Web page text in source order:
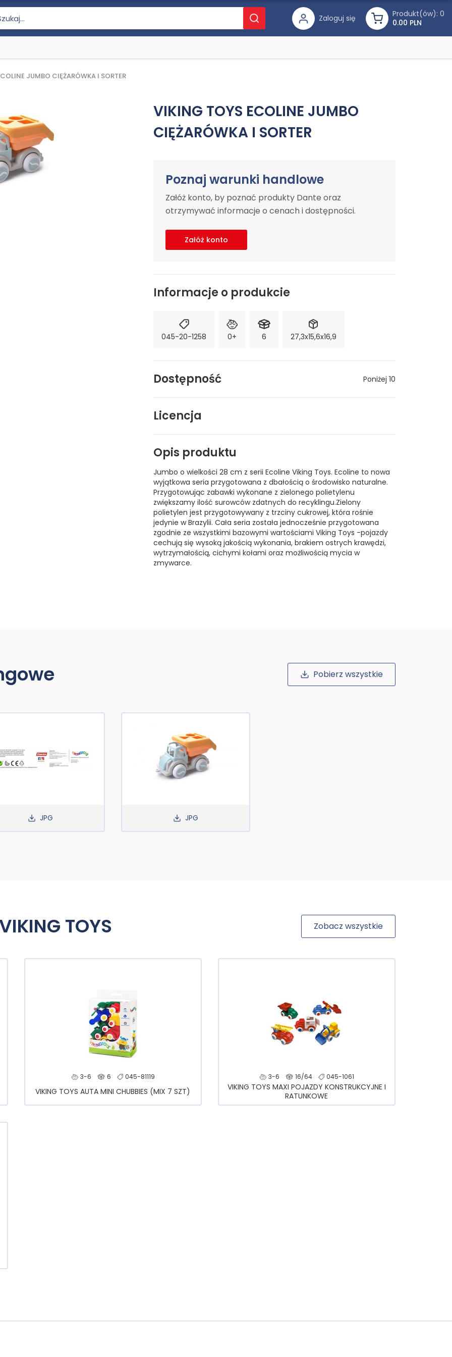
Produkt(ów): 0
0.00 PLN
Zaloguj się
JUMBO CIĘŻARÓWKA I SORTER
VIKING TOYS ECOLINE JUMBO
CIĘŻARÓWKA I SORTER
Poznaj warunki handlowe
Załóż konto, by poznać produkty Dante oraz
otrzymywać informacje o cenach i dostępności.
Załóż konto
Informacje o produkcie
045-20-1258 0+ 6 27,3x15,6x16,9
Dostępność Poniżej 10
Licencja
Opis produktu
Jumbo o wielkości 28 cm z serii Ecoline Viking Toys. Ecoline to nowa
wyjątkowa seria przygotowana z dbałością o środowisko naturalne.
Przygotowując zabawki wykonane z zielonego polietylenu
zwiększamy ilość surowców zdatnych do recyklingu.Zielony
polietylen jest przygotowywany z trzciny cukrowej, która rośnie
jedynie w Brazylii. Cała seria została jednocześnie przygotowana
zgodnie ze wszystkimi bazowymi wartościami Viking Toys -pojazdy
cechują się wysoką jakością wykonania, brakiem ostrych krawędzi,
wytrzymałością, cichymi kołami oraz możliwością mycia w
zmywarce.
Pobierz wszystkie
JPG JPG
TOYS Zobacz wszystkie
3-6 6 045-81119
VIKING TOYS AUTA MINI CHUBBIES (MIX 7 SZT)
3-6 16/64 045-1061
VIKING TOYS MAXI POJAZDY KONSTRUKCYJNE I
RATUNKOWE